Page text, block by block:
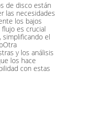
de disco están
las necesidades
los bajos
es crucial
el
y los análisis
los hace
con estas